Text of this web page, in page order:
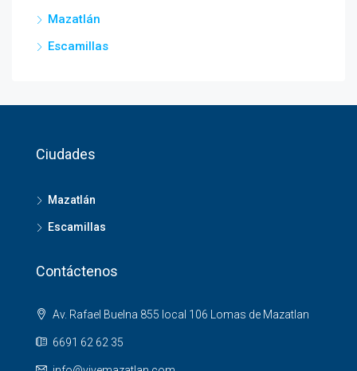
Mazatlán
Escamillas
Ciudades
Mazatlán
Escamillas
Contáctenos
Av. Rafael Buelna 855 local 106 Lomas de Mazatlan
6691 62 62 35